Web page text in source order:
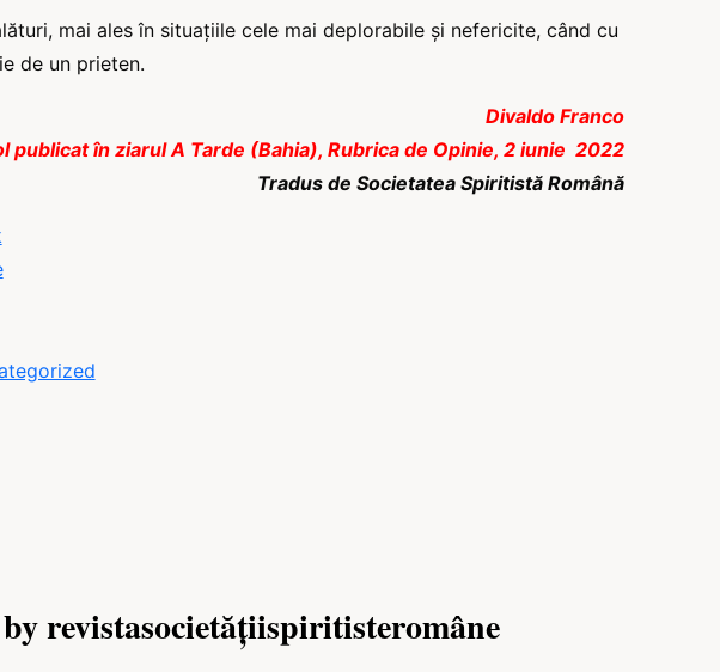
mai ales în situațiile cele mai deplorabile și nefericite, când cu
de un prieten.
Divaldo Franco
publicat în ziarul A Tarde (Bahia), Rubrica de Opinie, 2 iunie 2022
Tradus de Societatea Spiritistă Română
revistasocietățiispiritisteromâne